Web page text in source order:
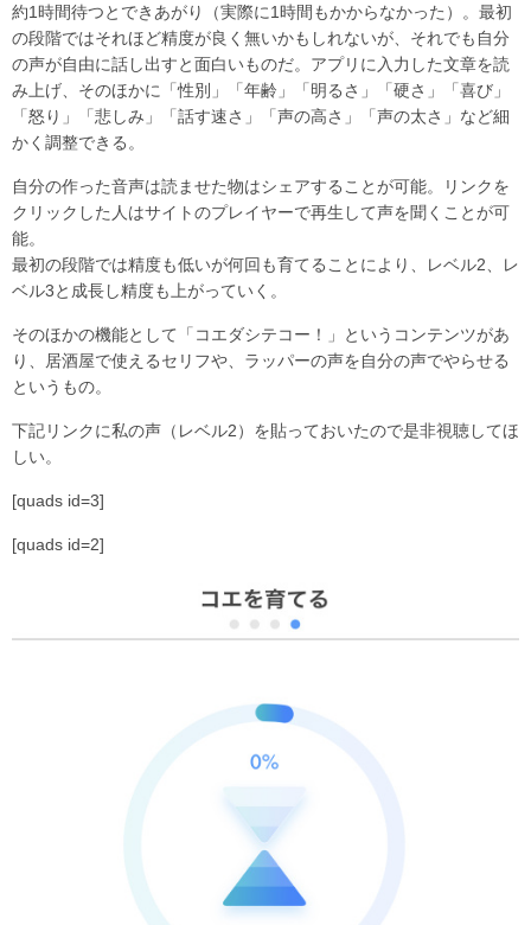
約1時間待つとできあがり（実際に1時間もかからなかった）。最初
の段階ではそれほど精度が良く無いかもしれないが、それでも自分
の声が自由に話し出すと面白いものだ。アプリに入力した文章を読
み上げ、そのほかに「性別」「年齢」「明るさ」「硬さ」「喜び」
「怒り」「悲しみ」「話す速さ」「声の高さ」「声の太さ」など細
かく調整できる。
自分の作った音声は読ませた物はシェアすることが可能。リンクを
クリックした人はサイトのプレイヤーで再生して声を聞くことが可
能。
最初の段階では精度も低いが何回も育てることにより、レベル2、レ
ベル3と成長し精度も上がっていく。
そのほかの機能として「コエダシテコー！」というコンテンツがあ
り、居酒屋で使えるセリフや、ラッパーの声を自分の声でやらせる
というもの。
下記リンクに私の声（レベル2）を貼っておいたので是非視聴してほ
しい。
[quads id=3]
[quads id=2]